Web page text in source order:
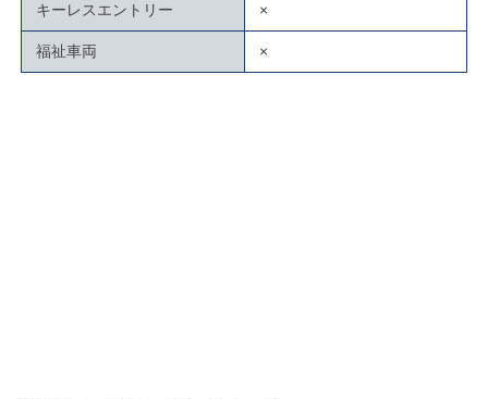
キーレスエントリー ×
福祉車両 ×